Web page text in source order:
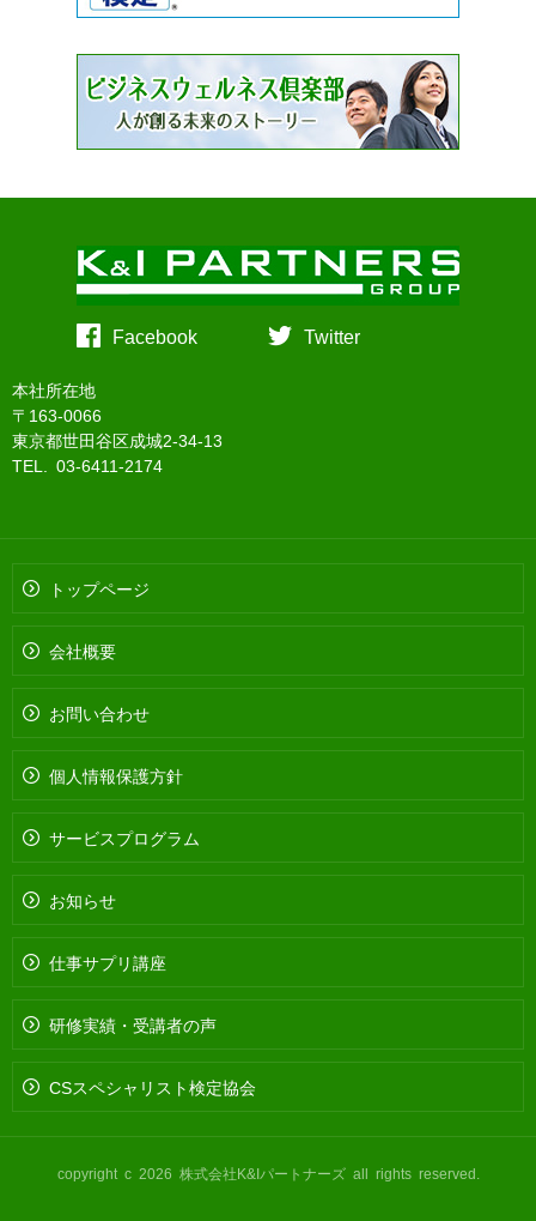
Facebook Twitter
本社所在地
〒163-0066
東京都世田谷区成城2-34-13
TEL. 03-6411-2174
トップページ
会社概要
お問い合わせ
個人情報保護方針
サービスプログラム
お知らせ
仕事サプリ講座
研修実績・受講者の声
CSスペシャリスト検定協会
copyright c 2026 株式会社K&Iパートナーズ all rights reserved.